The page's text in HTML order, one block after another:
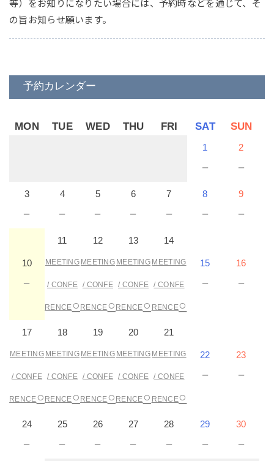
等）をお知りになりたい場合には、予約時などを通じて、そ
の旨お知らせ願います。
予約カレンダー
MON TUE WED THU FRI SAT SUN
1
－
2
－
3
－
4
－
5
－
6
－
7
－
8
－
9
－
10
－
11
MEETING
/ CONFE
RENCE○
12
MEETING
/ CONFE
RENCE○
13
MEETING
/ CONFE
RENCE○
14
MEETING
/ CONFE
RENCE○
15
－
16
－
17
MEETING
/ CONFE
RENCE○
18
MEETING
/ CONFE
RENCE○
19
MEETING
/ CONFE
RENCE○
20
MEETING
/ CONFE
RENCE○
21
MEETING
/ CONFE
RENCE○
22
－
23
－
24
－
25
－
26
－
27
－
28
－
29
－
30
－